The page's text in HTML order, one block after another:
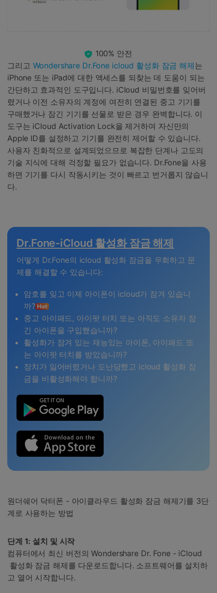
100% 안전
그리고 Wondershare Dr.Fone icloud 활성화 잠금 해제는
iPhone 또는 iPad에 대한 액세스를 되찾는 데 도움이 되는
간단하고 효과적인 도구입니다. iCloud 비밀번호를 잊어버
렸거나 이전 소유자의 계정에 여전히 연결된 중고 기기를
구매했거나 잠긴 기기를 선물로 받은 경우 완벽합니다. 이
도구는 iCloud Activation Lock을 제거하여 자신만의
Apple ID를 설정하고 기기를 완전히 제어할 수 있습니다.
사용자 친화적으로 설계되었으므로 복잡한 단계나 고도의
기술 지식에 대해 걱정할 필요가 없습니다. Dr.Fone을 사용
하면 기기를 다시 작동시키는 것이 빠르고 번거롭지 않습니
다.
Dr.Fone-iCloud 활성화 잠금 해제
어떻게 Dr.Fone의 icloud 활성화 잠금을 우회하고 문
제를 해결할 수 있습니다:
암호를 잊고 이제 아이폰이 icloud가 잠겨 있습니
까?
중고 아이패드, 아이팟 터치 또는 아직도 소유자 잠
긴 아이폰을 구입했습니까?
활성화가 잠겨 있는 재능있는 아이폰, 아이패드 또
는 아이팟 터치를 받았습니까?
장치가 잃어버렸거나 도난당했고 icloud 활성화 잠
금을 비활성화해야 합니까?
원더쉐어 닥터폰 - 아이클라우드 활성화 잠금 해제기를 3단
계로 사용하는 방법
단계 1: 설치 및 시작
컴퓨터에서 최신 버전의 Wondershare Dr. Fone - iCloud
활성화 잠금 해제를 다운로드합니다. 소프트웨어를 설치하
고 열어 시작합니다.